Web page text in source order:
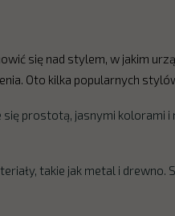
się nad stylem, w jakim
Oto kilka popularnych
prostotą, jasnymi kolorami
takie jak metal i